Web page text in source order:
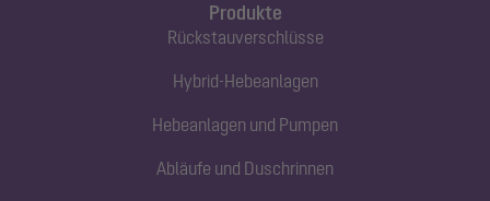
Produkte
Rückstauverschlüsse
Hybrid-Hebeanlagen
Hebeanlagen und Pumpen
Abläufe und Duschrinnen